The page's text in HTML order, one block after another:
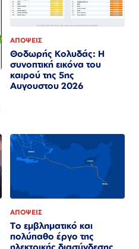
ΑΠΟΨΕΙΣ
Θοδωρής Κολυδάς: Η
συνοπτική εικόνα του
καιρού της 5ης
Αυγουστου 2026
ΑΠΟΨΕΙΣ
Το εμβληματικό και
πολύπαθο έργο της